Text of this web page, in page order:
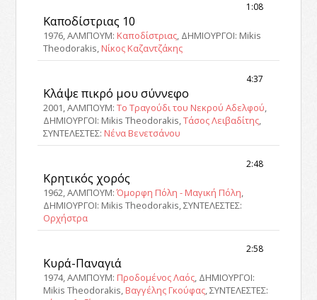
1:08
Καποδίστριας 10
1976, ΑΛΜΠΟΥΜ: Καποδίστριας, ΔΗΜΙΟΥΡΓΟΙ: Mikis
Theodorakis, Νίκος Καζαντζάκης
4:37
Κλάψε πικρό μου σύννεφο
2001, ΑΛΜΠΟΥΜ:Το Τραγούδι του Νεκρού Αδελφού,
ΔΗΜΙΟΥΡΓΟΙ: Mikis Theodorakis,Τάσος Λειβαδίτης,
ΣΥΝΤΕΛΕΣΤΕΣ: Νένα Βενετσάνου
2:48
Κρητικός χορός
1962, ΑΛΜΠΟΥΜ:Όμορφη Πόλη - Μαγική Πόλη,
ΔΗΜΙΟΥΡΓΟΙ: Mikis Theodorakis, ΣΥΝΤΕΛΕΣΤΕΣ:
Ορχήστρα
2:58
Κυρά-Παναγιά
1974, ΑΛΜΠΟΥΜ: Προδομένος Λαός, ΔΗΜΙΟΥΡΓΟΙ:
Mikis Theodorakis, Βαγγέλης Γκούφας, ΣΥΝΤΕΛΕΣΤΕΣ: